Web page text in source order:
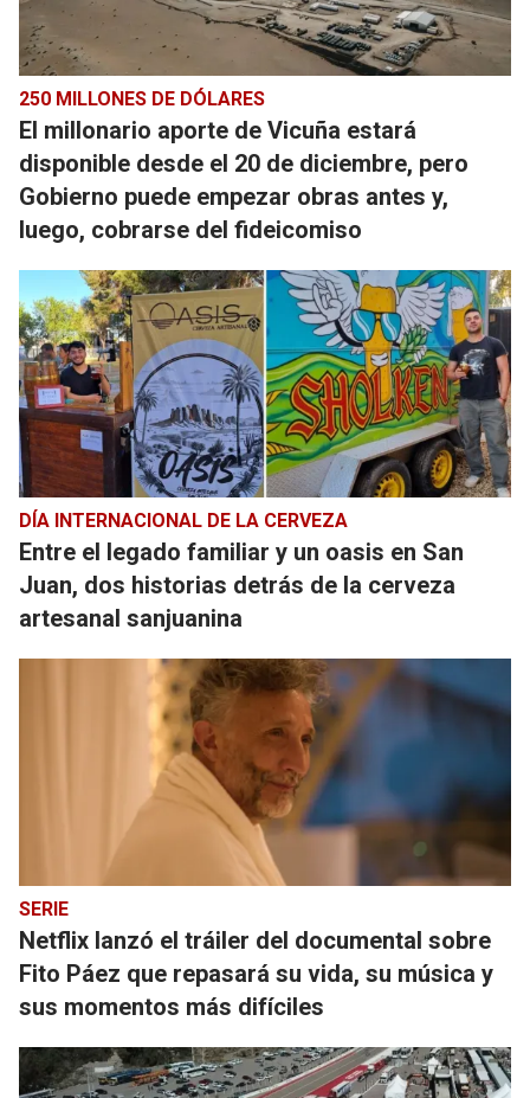
250 MILLONES DE DÓLARES
El millonario aporte de Vicuña estará
disponible desde el 20 de diciembre, pero
Gobierno puede empezar obras antes y,
luego, cobrarse del fideicomiso
DÍA INTERNACIONAL DE LA CERVEZA
Entre el legado familiar y un oasis en San
Juan, dos historias detrás de la cerveza
artesanal sanjuanina
SERIE
Netflix lanzó el tráiler del documental sobre
Fito Páez que repasará su vida, su música y
sus momentos más difíciles